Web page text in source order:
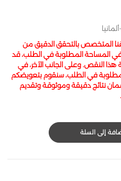
المتخصص بالتحقق الدقيق من
المساحة المطلوبة في الطلب، قد
النقص. وعلى الجانب الآخر، في
في الطلب، سنقوم بتعويضكم
نتائج دقيقة وموثوقة وتقديم
إلى السلة